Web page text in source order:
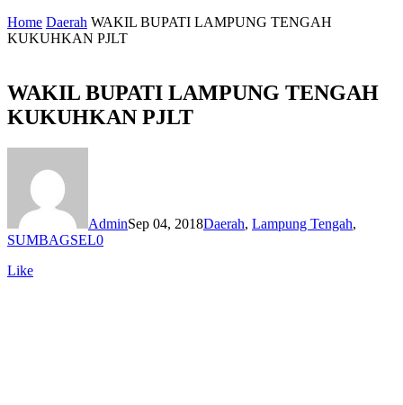
Home Daerah WAKIL BUPATI LAMPUNG TENGAH
KUKUHKAN PJLT
WAKIL BUPATI LAMPUNG TENGAH
KUKUHKAN PJLT
AdminSep 04, 2018Daerah, Lampung Tengah,
SUMBAGSEL0
Like